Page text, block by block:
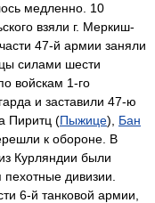
медленно. 10
взяли г. Меркиш-
47-й армии заняли
силами шести
войскам 1-го
и заставили 47-ю
Пиритц (Пыжице), Бан
к обороне. В
Курляндии были
дивизии.
6-й танковой армии,